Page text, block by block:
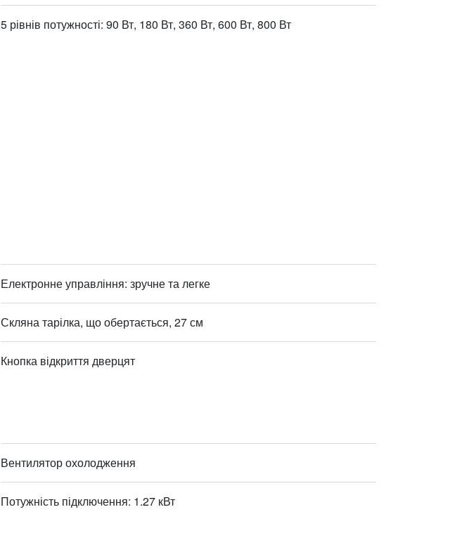
5 рівнів потужності: 90 Вт, 180 Вт, 360 Вт, 600 Вт, 800 Вт
Електронне управління: зручне та легке
Скляна тарілка, що обертається, 27 см
Кнопка відкриття дверцят
Вентилятор охолодження
Потужність підключення: 1.27 кВт